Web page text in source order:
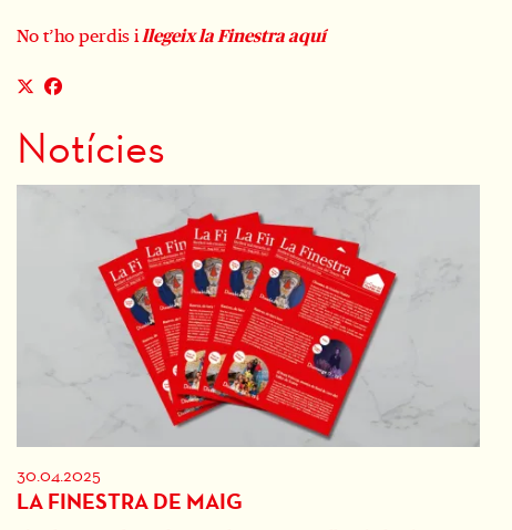
No t’ho perdis illegeix la Finestra aquí
Notícies
30.04.2025
LA FINESTRA DE MAIG